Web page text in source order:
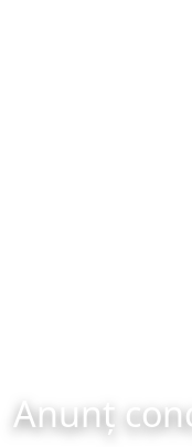
Anunț